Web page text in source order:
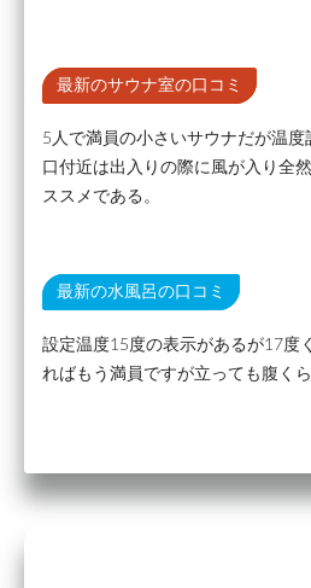
最新のサウナ室の口コミ
5人で満員の小さいサウナだが温度
口付近は出入りの際に風が入り全
ススメである。
最新の水風呂の口コミ
設定温度15度の表示があるが17度
ればもう満員ですが立っても腹く